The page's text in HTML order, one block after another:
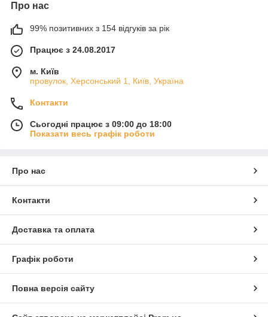
Про нас
99% позитивних з 154 відгуків за рік
Працює з 24.08.2017
м. Київ
провулок, Херсонський 1, Київ, Україна
Контакти
Сьогодні працює з 09:00 до 18:00
Показати весь графік роботи
Про нас
Контакти
Доставка та оплата
Графік роботи
Повна версія сайту